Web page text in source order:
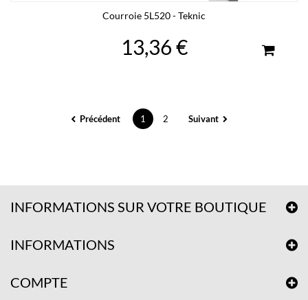
Courroie 5L520 - Teknic
13,36 €
Précédent 1 2 Suivant
INFORMATIONS SUR VOTRE BOUTIQUE
INFORMATIONS
COMPTE